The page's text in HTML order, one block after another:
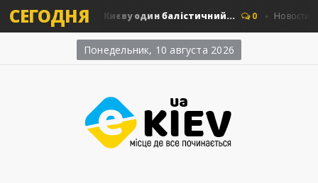
СЕГОДНЯ
скільки коштує Києву один балістичний... 0 Новости
Понедельник, 10 августа 2026